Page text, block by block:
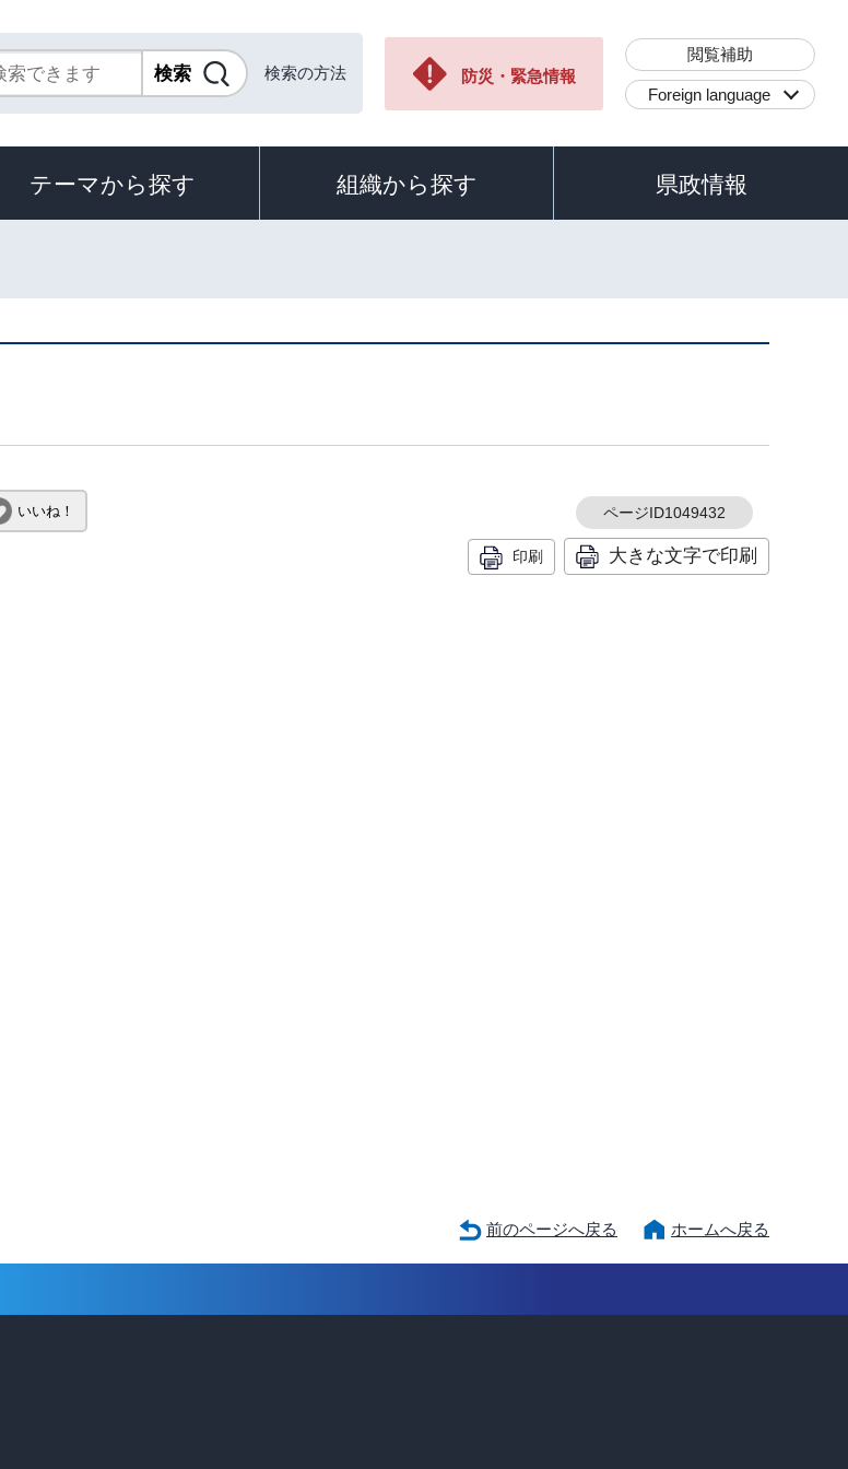
検索の方法 防災・緊急情報
閲覧補助
Foreign language
テーマから探す 組織から探す 県政情報
いいね！ ページID1049432
印刷 大きな文字で印刷
前のページへ戻る ホームへ戻る